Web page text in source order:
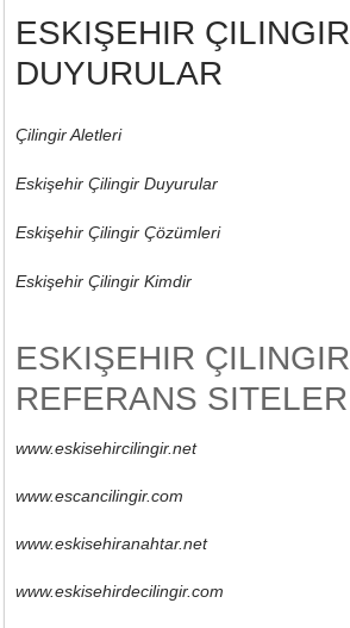
ESKIŞEHIR ÇILINGIR
DUYURULAR
Çilingir Aletleri
Eskişehir Çilingir Duyurular
Eskişehir Çilingir Çözümleri
Eskişehir Çilingir Kimdir
ESKIŞEHIR ÇILINGIR
REFERANS SITELER
www.eskisehircilingir.net
www.escancilingir.com
www.eskisehiranahtar.net
www.eskisehirdecilingir.com